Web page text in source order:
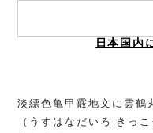
日本国内
淡縹色亀甲霰地文に雲鶴
（うすはなだいろ きっ